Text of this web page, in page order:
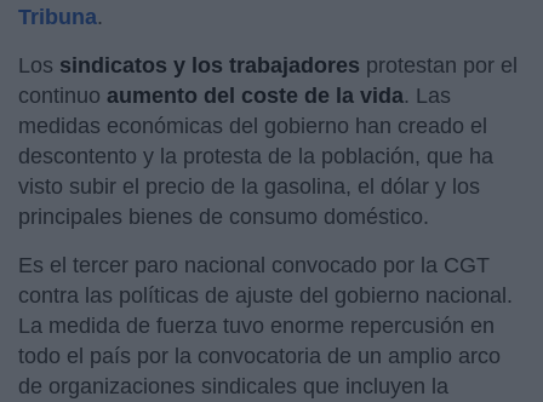
Tribuna.
Los sindicatos y los trabajadores protestan por el
continuo aumento del coste de la vida. Las
medidas económicas del gobierno han creado el
descontento y la protesta de la población, que ha
visto subir el precio de la gasolina, el dólar y los
principales bienes de consumo doméstico.
Es el tercer paro nacional convocado por la CGT
contra las políticas de ajuste del gobierno nacional.
La medida de fuerza tuvo enorme repercusión en
todo el país por la convocatoria de un amplio arco
de organizaciones sindicales que incluyen la